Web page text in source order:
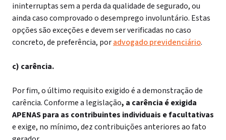
ininterruptas sem a perda da qualidade de segurado, ou
ainda caso comprovado o desemprego involuntário. Estas
opções são exceções e devem ser verificadas no caso
concreto, de preferência, poradvogado previdenciário.
c) carência.
Por fim, o último requisito exigido é a demonstração de
carência.Conforme a legislação, a carência é exigida
APENAS para as contribuintes individuais e facultativas
e exige, no mínimo, dez contribuições anteriores ao fato